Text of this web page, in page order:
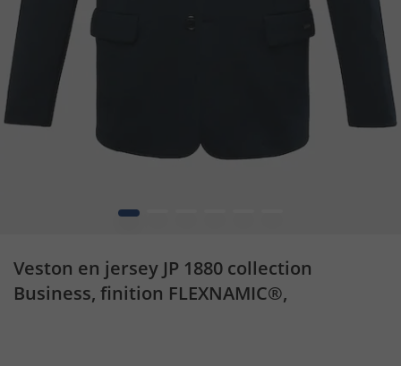
1
Veston en jersey JP 1880 collection
Business, finition FLEXNAMIC®,